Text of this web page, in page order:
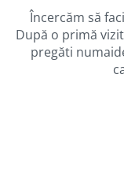
Încercăm să
După o primă
pregăti